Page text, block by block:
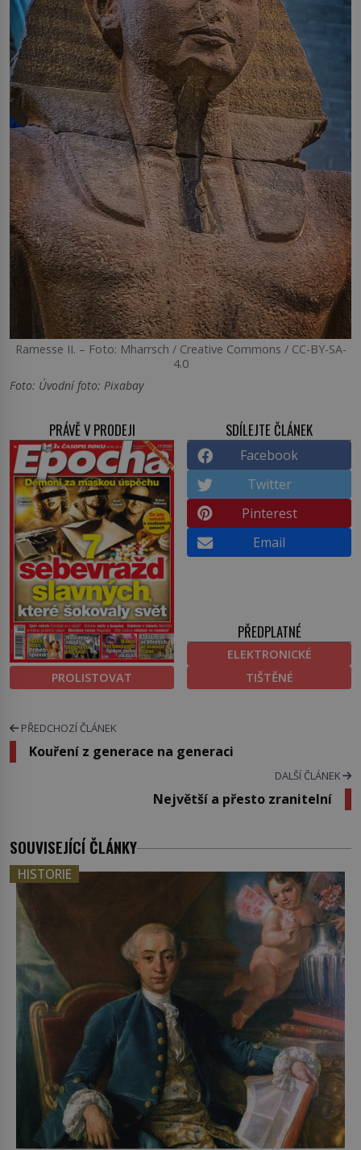
Ramesse II. – Foto: Mharrsch / Creative Commons / CC-BY-SA-
4.0
Foto: Úvodní foto: Pixabay
PRÁVĚ V PRODEJI
PROLISTOVAT
SDÍLEJTE ČLÁNEK
Facebook
Twitter
Pinterest
Email
PŘEDPLATNÉ
ELEKTRONICKÉ
TIŠTĚNÉ
PŘEDCHOZÍ ČLÁNEK
Kouření z generace na generaci
DALŠÍ ČLÁNEK
Největší a přesto zranitelní
SOUVISEJÍCÍ ČLÁNKY
HISTORIE